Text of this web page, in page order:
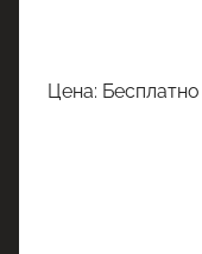
Цена: Бесплатно